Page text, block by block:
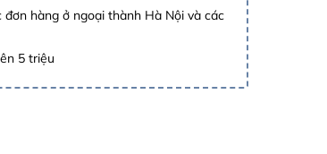
hàng ở ngoại thành Hà Nội và các
5 triệu